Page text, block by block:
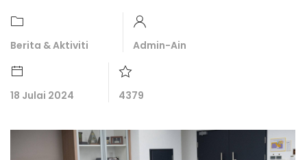
Berita & Aktiviti Admin-Ain
18 Julai 2024 4379